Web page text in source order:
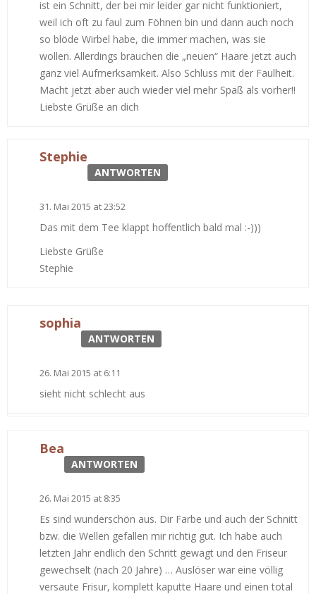
ist ein Schnitt, der bei mir leider gar nicht funktioniert,
weil ich oft zu faul zum Föhnen bin und dann auch noch
so blöde Wirbel habe, die immer machen, was sie
wollen. Allerdings brauchen die „neuen“ Haare jetzt auch
ganz viel Aufmerksamkeit. Also Schluss mit der Faulheit.
Macht jetzt aber auch wieder viel mehr Spaß als vorher!!
Liebste Grüße an dich
Stephie
ANTWORTEN
31. Mai 2015 at 23:52
Das mit dem Tee klappt hoffentlich bald mal :-)))
Liebste Grüße
Stephie
sophia
ANTWORTEN
26. Mai 2015 at 6:11
sieht nicht schlecht aus
Bea
ANTWORTEN
26. Mai 2015 at 8:35
Es sind wunderschön aus. Dir Farbe und auch der Schnitt
bzw. die Wellen gefallen mir richtig gut. Ich habe auch
letzten Jahr endlich den Schritt gewagt und den Friseur
gewechselt (nach 20 Jahre) … Auslöser war eine völlig
versaute Frisur, komplett kaputte Haare und einen total